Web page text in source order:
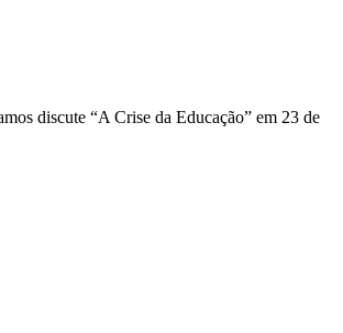
discute “A Crise da Educação” em 23 de